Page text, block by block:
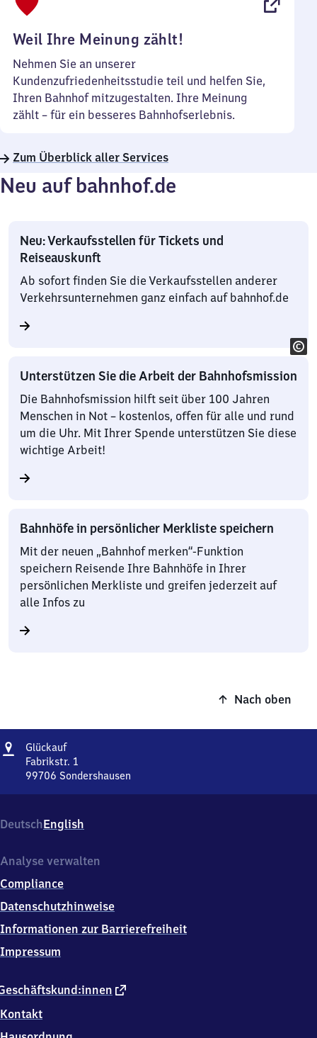
Weil Ihre Meinung zählt!
Nehmen Sie an unserer
Kundenzufriedenheitsstudie teil und helfen Sie,
Ihren Bahnhof mitzugestalten. Ihre Meinung
zählt – für ein besseres Bahnhofserlebnis.
Zum Überblick aller Services
Neu auf bahnhof.de
Neu: Verkaufsstellen für Tickets und
Reiseauskunft
Ab sofort finden Sie die Verkaufsstellen anderer
Verkehrsunternehmen ganz einfach auf bahnhof.de
Unterstützen Sie die Arbeit der Bahnhofsmission
Die Bahnhofsmission hilft seit über 100 Jahren
Menschen in Not – kostenlos, offen für alle und rund
um die Uhr. Mit Ihrer Spende unterstützen Sie diese
wichtige Arbeit!
Bahnhöfe in persönlicher Merkliste speichern
Mit der neuen „Bahnhof merken“-Funktion
speichern Reisende Ihre Bahnhöfe in Ihrer
persönlichen Merkliste und greifen jederzeit auf
alle Infos zu
Nach oben
Adresse
GlückaufGlückauf
Fabrikstr. 1
99706 Sondershausen
1,
9
7
6
Sondershausen
DeutschEnglish
externer
Kontakt
Analyse verwalten
Compliance
Datenschutzhinweise
Informationen zur Barrierefreiheit
Impressum